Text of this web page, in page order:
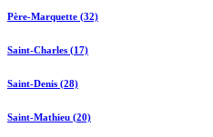
Père-Marquette (32)
Saint-Charles (17)
Saint-Denis (28)
Saint-Mathieu (20)